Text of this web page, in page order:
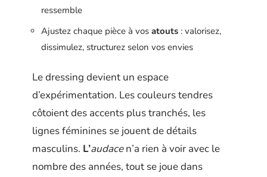
ressemble
Ajustez chaque pièce à vos atouts : valorisez,
dissimulez, structurez selon vos envies
Le dressing devient un espace
d’expérimentation. Les couleurs tendres
côtoient des accents plus tranchés, les
lignes féminines se jouent de détails
masculins. L’audacen’a rien à voir avec le
nombre des années, tout se joue dans